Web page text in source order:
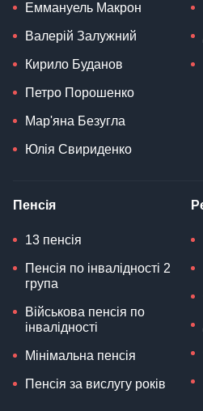
Еммануель Макрон
Валерій Залужний
Кирило Буданов
Петро Порошенко
Мар'яна Безугла
Юлія Свириденко
Пенсія
13 пенсія
Пенсія по інвалідності 2
група
Військова пенсія по
інвалідності
Мінімальна пенсія
Пенсія за вислугу років